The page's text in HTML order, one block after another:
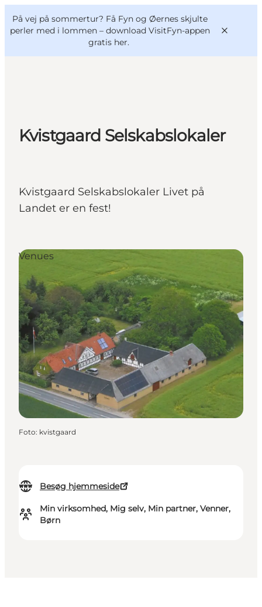
På vej på sommertur? Få Fyn og Øernes skjulte
perler med i lommen – download VisitFyn-appen
gratis her.
Oplevelser
Outdoor
Book lokale oplevelser
VisitFyn
Deutsch
Kvistgaard Selskabslokaler
Kvistgaard Selskabslokaler Livet på
Landet er en fest!
Besøg hjemmeside
Min virksomhed, Mig selv, Min partner, Venner,
Børn
Venues
Foto: kvistgaard